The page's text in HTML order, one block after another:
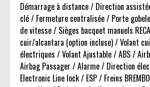
Démarrage à distance / Direction
clé / Fermeture centralisée / Porte
de vitesse / Sièges bacquet manuels
cuir/alcantara (option incluse) / Volant
électriques / Volant Ajustable / ABS /
Airbag Passager / Alarme / Direction
Electronic Line lock / ESP / Freins